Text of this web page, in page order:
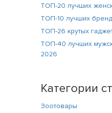
ТОП-20 лучших
ТОП-10 лучших
ТОП-26 крутых
ТОП-40 лучших
2026
Категории
Зоотовары